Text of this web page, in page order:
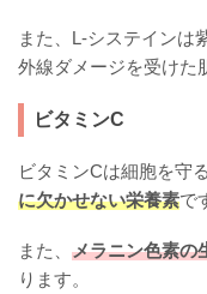
また、L-システインは
外線ダメージを受けた
ビタミンC
ビタミンCは細胞を守
に欠かせない栄養素で
また、 メラニン色素の
ります。